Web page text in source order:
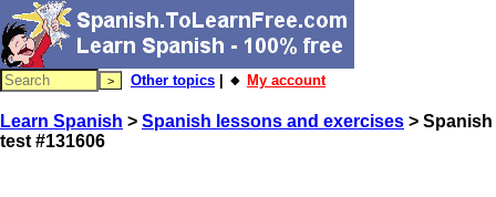
Other topics | 🔸 My account
Learn Spanish > Spanish lessons and exercises > Spanish
test #131606